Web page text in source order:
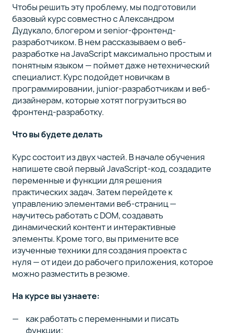
Чтобы решить эту проблему, мы подготовили
базовый курс совместно с Александром
Дудукало, блогером и senior-фронтенд-
разработчиком. В нем рассказываем о веб-
разработке на JavaScript максимально простым и
понятным языком — поймет даже нетехнический
специалист. Курс подойдет новичкам в
программировании, junior-разработчикам и веб-
дизайнерам, которые хотят погрузиться во
фронтенд-разработку.
Что вы будете делать
Курс состоит из двух частей. В начале обучения
напишете свой первый JavaScript-код, создадите
переменные и функции для решения
практических задач. Затем перейдете к
управлению элементами веб-страниц —
научитесь работать с DOM, создавать
динамический контент и интерактивные
элементы. Кроме того, вы примените все
изученные техники для создания проекта с
нуля — от идеи до рабочего приложения, которое
можно разместить в резюме.
На курсе вы узнаете:
как работать с переменными и писать
функции;